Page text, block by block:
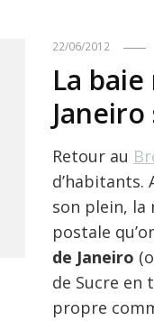
22/06/2012
La
Retour au
d’habitants.
son plein, la
postale
de Janeiro
de Sucre en
propre